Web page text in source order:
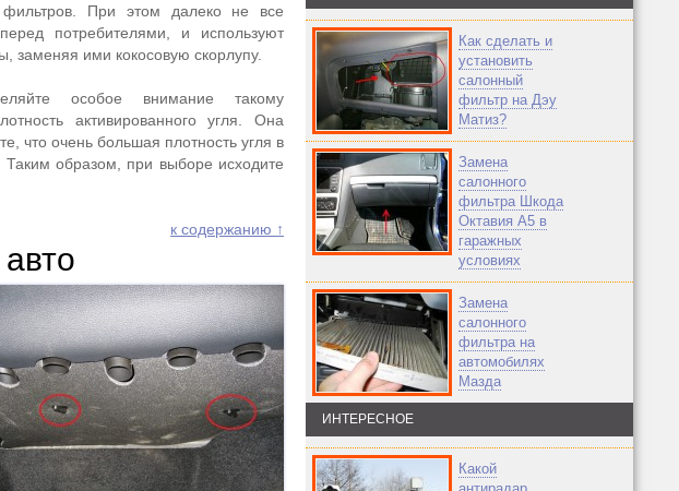
фильтров. При этом далеко не все
потребителями, и используют
заменяя ими кокосовую скорлупу.
особое внимание такому
активированного угля. Она
что очень большая плотность угля в
Таким образом, при выборе исходите
к содержанию ↑
Как сделать и
установить
салонный
фильтр на Дэу
Матиз?
Замена
салонного
фильтра Шкода
Октавия А5 в
гаражных
условиях
Замена
салонного
фильтра на
автомобилях
Мазда
ИНТЕРЕСНОЕ
Какой